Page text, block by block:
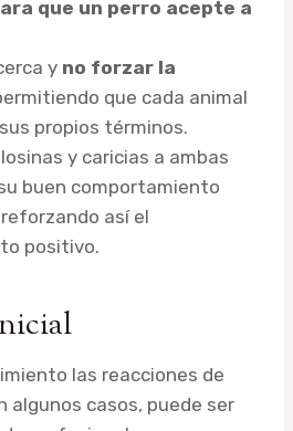
que un perro acepte a
y no forzar la
que cada animal
propios términos.
y caricias a ambas
buen comportamiento
así el
positivo.
las reacciones de
algunos casos, puede ser